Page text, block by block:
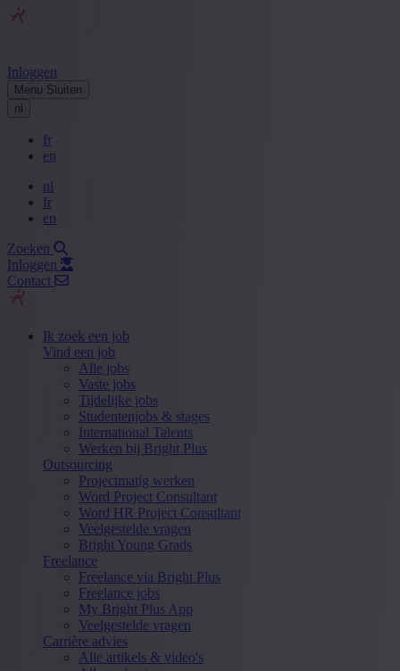
Inloggen
Menu Sluiten
nl
fr
en
nl
fr
en
Zoeken
Inloggen
Contact
Ik zoek een job
Vind een job
Alle jobs
Vaste jobs
Tijdelijke jobs
Studentenjobs & stages
International Talents
Werken bij Bright Plus
Outsourcing
Projectmatig werken
Word Project Consultant
Word HR Project Consultant
Veelgestelde vragen
Bright Young Grads
Freelance
Freelance via Bright Plus
Freelance jobs
My Bright Plus App
Veelgestelde vragen
Carrière advies
Alle artikels & video's